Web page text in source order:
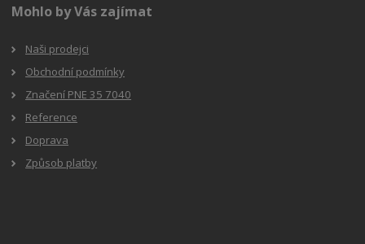
Mohlo by Vás zajímat
Naši prodejci
Obchodní podmínky
Značení PNE 35 7040
Reference
Doprava
Způsob platby